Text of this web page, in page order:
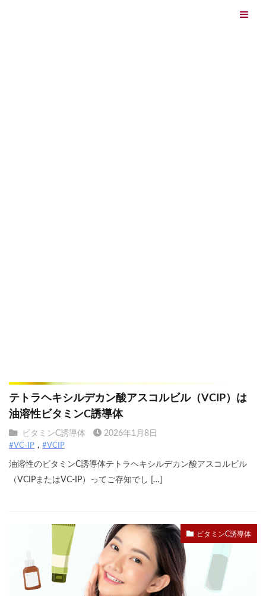
テトラヘキシルデカン酸アスコルビル（VCIP）は
油溶性ビタミンC誘導体
ビタミンC誘導体 2026年1月8日
#VC-IP #VCIP
油溶性のビタミンC誘導体テトラヘキシルデカン酸アスコルビル
（VCIPまたはVC-IP）ってご存知でし […]
ビタミンC誘導体